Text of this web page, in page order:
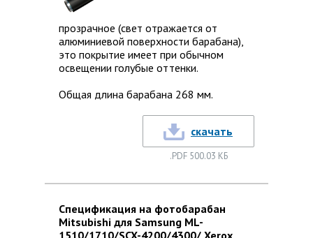
прозрачное (свет отражается от
алюминиевой поверхности барабана),
это покрытие имеет при обычном
освещении голубые оттенки.
Общая длина барабана 268 мм.
скачать
.PDF 500.03 КБ
Спецификация на фотобарабан
Mitsubishi для Samsung ML-